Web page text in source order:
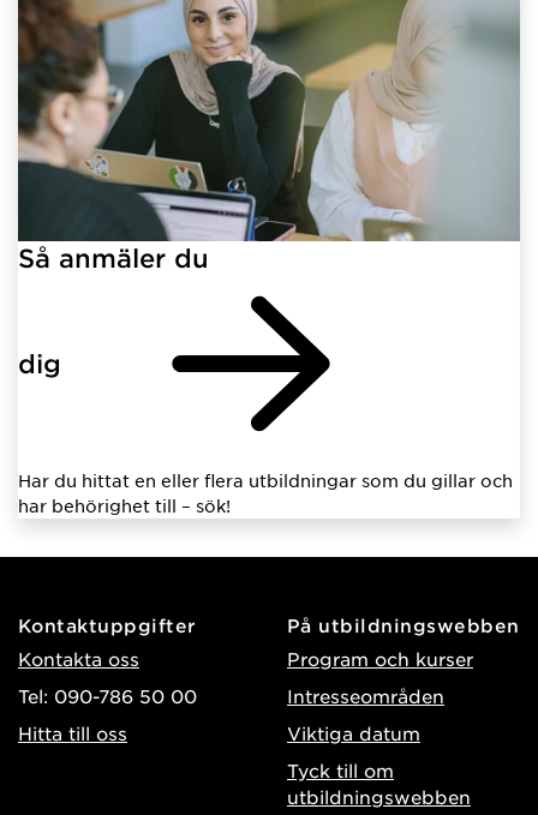
Så anmäler du
dig
Har du hittat en eller flera utbildningar som du gillar och
har behörighet till – sök!
Kontaktuppgifter
Kontakta oss
Tel: 090-786 50 00
Hitta till oss
På utbildningswebben
Program och kurser
Intresseområden
Viktiga datum
Tyck till om
utbildningswebben